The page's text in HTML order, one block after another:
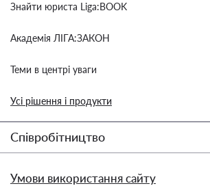
Знайти юриста Liga:BOOK
Академія ЛІГА:ЗАКОН
Теми в центрі уваги
Усі рішення і продукти
Співробітництво
Умови використання сайту